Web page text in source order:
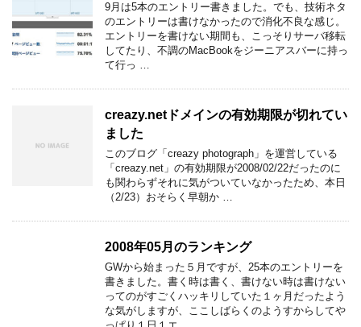
9月は5本のエントリー書きました。でも、技術ネタ
のエントリーは書けなかったので消化不良な感じ。
エントリーを書けない期間も、こっそりサーバ移転
してたり、不調のMacBookをジーニアスバーに持っ
て行っ …
creazy.netドメインの有効期限が切れてい
ました
このブログ「creazy photograph」を運営している
「creazy.net」の有効期限が2008/02/22だったのに
も関わらずそれに気がついていなかったため、本日
（2/23）おそらく早朝か …
2008年05月のランキング
GWから始まった５月ですが、25本のエントリーを
書きました。書く時は書く、書けない時は書けない
ってのがすごくハッキリしていた１ヶ月だったよう
な気がしますが、ここしばらくのようすからしてや